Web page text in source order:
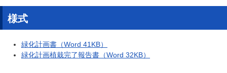
様式
緑化計画書（Word 41KB）
緑化計画植栽完了報告書（Word 32KB）